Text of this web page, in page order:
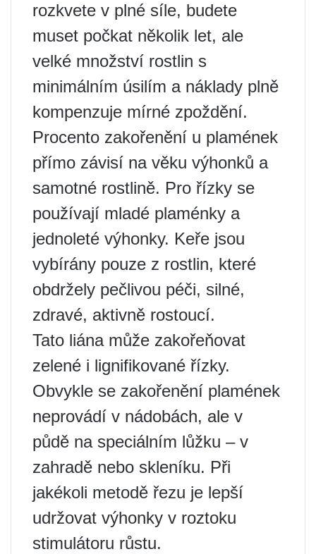
rozkvete v plné síle, budete
muset počkat několik let, ale
velké množství rostlin s
minimálním úsilím a náklady plně
kompenzuje mírné zpoždění.
Procento zakořenění u plamének
přímo závisí na věku výhonků a
samotné rostlině. Pro řízky se
používají mladé plaménky a
jednoleté výhonky. Keře jsou
vybírány pouze z rostlin, které
obdržely pečlivou péči, silné,
zdravé, aktivně rostoucí.
Tato liána může zakořeňovat
zelené i lignifikované řízky.
Obvykle se zakořenění plamének
neprovádí v nádobách, ale v
půdě na speciálním lůžku – v
zahradě nebo skleníku. Při
jakékoli metodě řezu je lepší
udržovat výhonky v roztoku
stimulátoru růstu.